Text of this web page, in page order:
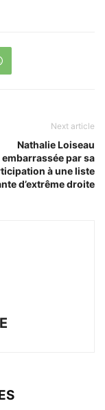
Next article
Nathalie Loiseau
embarrassée par sa
à une liste
d’extrême droite